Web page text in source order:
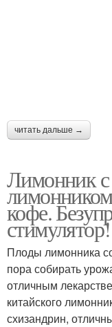
читать дальше →
Лимонник
кофе.
стимулятор!
Плоды лимонника
пора собирать
отличным
китайского
схизандрин,